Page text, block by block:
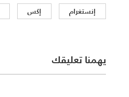
إنستغرام
إكس
يهمنا تعليقك